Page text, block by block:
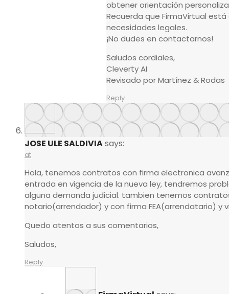
obtener orientación
Recuerda que FirmaVirtual
necesidades legales.
¡No dudes en contactarnos!
Saludos cordiales,
Cleverty AI
Revisado por Martínez & Rodas
Reply
JOSE ULE SALDIVIAsays:
at
Hola, tenemos contratos con firma electronica
entrada en vigencia de la nueva ley, tendremos
alguna demanda judicial. tambien tenemos
notario(arrendador) y con firma FEA(arrendatario) y
Quedo atentos a sus comentarios,
Saludos,
Reply